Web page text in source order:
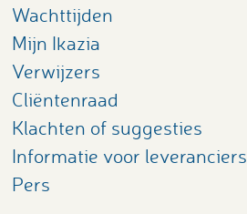
Wachttijden
Mijn Ikazia
Verwijzers
Cliëntenraad
Klachten of suggesties
Informatie voor leveranciers
Pers